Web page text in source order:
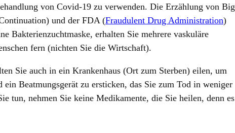
von Covid-19 zu verwenden. Die Erzählung von Big
und der FDA (Fraudulent Drug Administration)
Bakterienzuchtmaske, erhalten Sie mehrere vaskuläre
fern (nichten Sie die Wirtschaft).
Sie auch in ein Krankenhaus (Ort zum Sterben) eilen, um
Beatmungsgerät zu ersticken, das Sie zum Tod in weniger
tun, nehmen Sie keine Medikamente, die Sie heilen, denn es